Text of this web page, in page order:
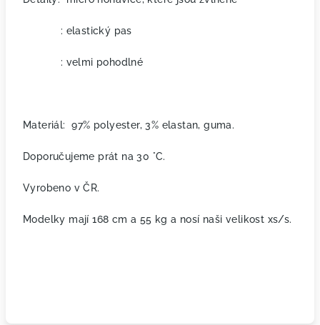
: elastický pas
: velmi pohodlné
Materiál: 97% polyester, 3% elastan, guma.
Doporučujeme prát na 30 °C.
Vyrobeno v ČR.
Modelky mají 168 cm a 55 kg a nosí naši velikost xs/s.